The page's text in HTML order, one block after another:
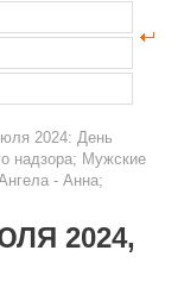
2024: День
надзора; Мужские
- Анна;
2024,